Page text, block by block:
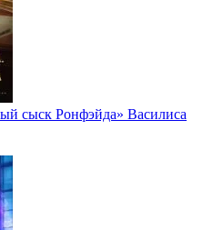
сыск Ронфэйда» Василиса